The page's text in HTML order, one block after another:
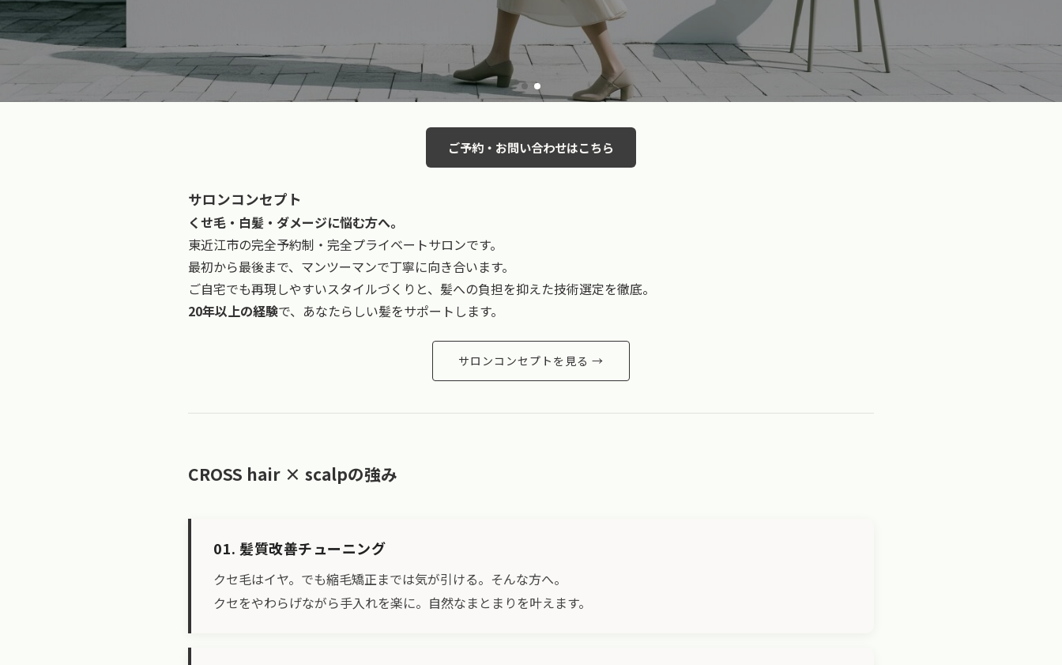
ご予約・お問い合わせはこちら
サロンコンセプト
くせ毛・白髪・ダメージに悩む方へ。
東近江市の完全予約制・完全プライベートサロンです。
最初から最後まで、マンツーマンで丁寧に向き合います。
ご自宅でも再現しやすいスタイルづくりと、髪への負担を抑えた技術選定を徹底。
20年以上の経験で、あなたらしい髪をサポートします。
サロンコンセプトを見る →
CROSS hair × scalpの強み
01. 髪質改善チューニング
クセ毛はイヤ。でも縮毛矯正までは気が引ける。そんな方へ。
クセをやわらげながら手入れを楽に。自然なまとまりを叶えます。